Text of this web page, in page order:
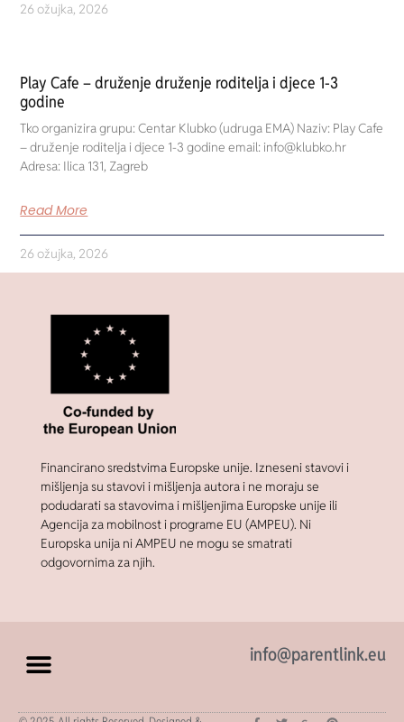
26 ožujka, 2026
Play Cafe – druženje druženje roditelja i djece 1-3
godine
Tko organizira grupu: Centar Klubko (udruga EMA) Naziv: Play Cafe
– druženje roditelja i djece 1-3 godine email: info@klubko.hr
Adresa: Ilica 131, Zagreb
Read More
26 ožujka, 2026
Financirano sredstvima Europske unije. Izneseni stavovi i
mišljenja su stavovi i mišljenja autora i ne moraju se
podudarati sa stavovima i mišljenjima Europske unije ili
Agencija za mobilnost i programe EU (AMPEU). Ni
Europska unija ni AMPEU ne mogu se smatrati
odgovornima za njih.
info@parentlink.eu